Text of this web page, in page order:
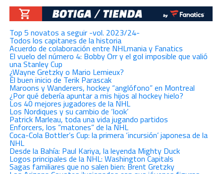
Top 5 novatos a seguir -vol. 2023/24-
Todos los capitanes de la historia
Acuerdo de colaboración entre NHLmania y Fanatics
El vuelo del número 4: Bobby Orr y el gol imposible que valió
una Stanley Cup
¿Wayne Gretzky o Mario Lemieux?
El buen inicio de Terik Parascak
Maroons y Wanderers, hockey “anglófono” en Montreal
¿Por qué debería apuntar a mis hijos al hockey hielo?
Los 40 mejores jugadores de la NHL
Los Nordiques y su cambio de ‘look’
Patrick Marleau, toda una vida jugando partidos
Enforcers, los “matones” de la NHL
Coca-Cola Bottler’s Cup: la primera ‘incursión’ japonesa de la
NHL
Desde la Bahía: Paul Kariya, la leyenda Mighty Duck
Logos principales de la NHL: Washington Capitals
Sagas familiares que no salen bien: Brent Gretzky